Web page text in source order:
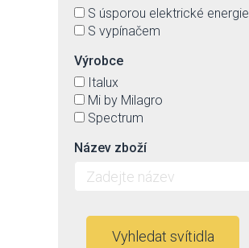
S úsporou elektrické energie
S vypínačem
Výrobce
Italux
Mi by Milagro
Spectrum
Název zboží
Vyhledat svítidla